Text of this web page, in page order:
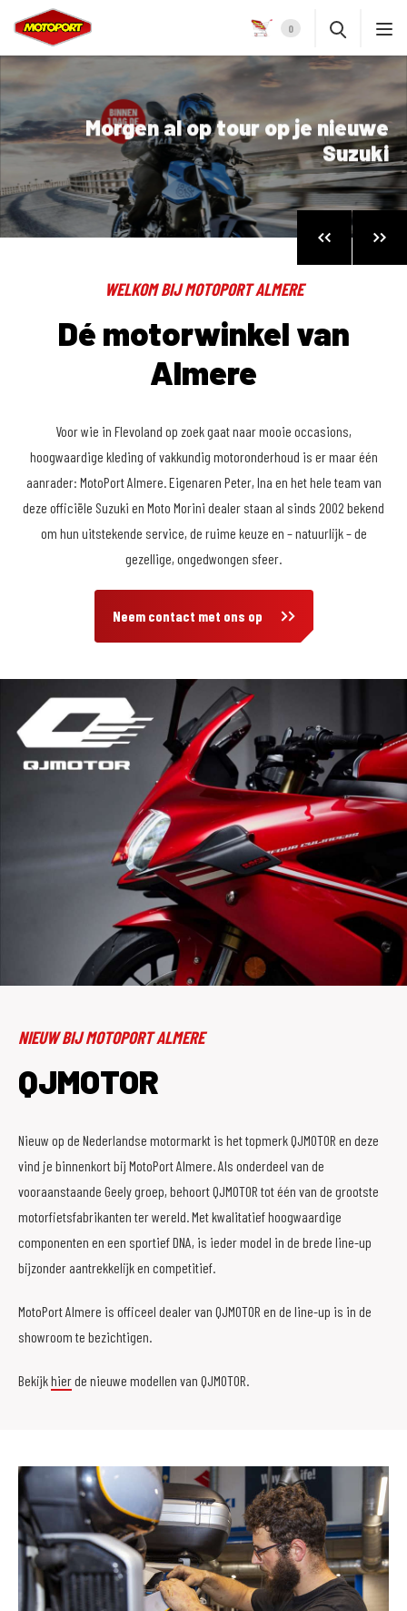
0
Morgen al op tour op je nieuwe
Suzuki
WELKOM BIJ MOTOPORT ALMERE
Dé motorwinkel van
Almere
Voor wie in Flevoland op zoek gaat naar mooie occasions,
hoogwaardige kleding of vakkundig motoronderhoud is er maar één
aanrader: MotoPort Almere. Eigenaren Peter, Ina en het hele team van
deze officiële Suzuki en Moto Morini dealer staan al sinds 2002 bekend
om hun uitstekende service, de ruime keuze en – natuurlijk – de
gezellige, ongedwongen sfeer.
Neem contact met ons op
NIEUW BIJ MOTOPORT ALMERE
QJMOTOR
Nieuw op de Nederlandse motormarkt is het topmerk QJMOTOR en deze
vind je binnenkort bij MotoPort Almere. Als onderdeel van de
vooraanstaande Geely groep, behoort QJMOTOR tot één van de grootste
motorfietsfabrikanten ter wereld. Met kwalitatief hoogwaardige
componenten en een sportief DNA, is ieder model in de brede line-up
bijzonder aantrekkelijk en competitief.
MotoPort Almere is officeel dealer van QJMOTOR en de line-up is in de
showroom te bezichtigen.
Bekijkhierde nieuwe modellen van QJMOTOR.